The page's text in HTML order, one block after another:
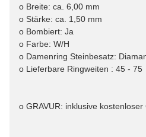
o Breite: ca. 6,00 mm
o Stärke: ca. 1,50 mm
o Bombiert: Ja
o Farbe: W/H
o Damenring Steinbesatz:
o Lieferbare Ringweiten : 45 - 75
o GRAVUR: inklusive kostenloser